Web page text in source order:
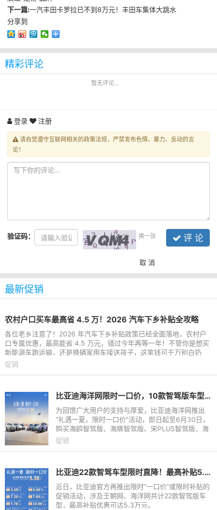
下一篇:一汽丰田卡罗拉已不到8万元！丰田车集体大跳水
分享到
精彩评论
暂无评论...
登录 注册
请自觉遵守互联网相关的政策法规，严禁发布色情、暴力、反动的言
论！
验证码： 换一张 评 论
取 消
最新促销
农村户口买车最高省 4.5 万！2026 汽车下乡补贴全攻略
各位老乡注意了！2026 年汽车下乡补贴政策已经全面落地，农村户
口专属优惠，最高能省 4.5 万元，错过今年再等一年！不管你是想买
新能源车跑运输，还是换辆家用车接送孩子，这笔钱可千万别白扔
了！一、农村户口凭啥多
促销
比亚迪海洋网限时一口价，10款智驾版车型5.58万起
为回馈广大用户的支持与厚爱，比亚迪海洋网推出
“礼遇一夏，限时一口价”活动，即日起至6月30日，
购买海鸥智驾版、海豚智驾版、宋PLUS智驾版、海
豹06DM-i智驾版等10款智驾版车型，即可享受限时
促销
比亚迪22款智驾车型限时直降！最高补贴5.3万元，王朝/海洋网齐发力
近日，比亚迪官方再推出限时“一口价”或限时补贴的
促销活动，涉及王朝网、海洋网共计22款智驾版车
型，最高补贴优惠可达5.3万元。